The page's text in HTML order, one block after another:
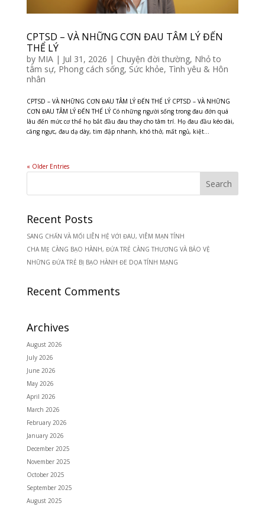
CPTSD – VÀ NHỮNG CƠN ĐAU TÂM LÝ ĐẾN
THỂ LÝ
by MIA| Jul 31, 2026 | Chuyện đời thường, Nhỏ to
tâm sự, Phong cách sống, Sức khỏe, Tình yêu & Hôn
nhân
CPTSD – VÀ NHỮNG CƠN ĐAU TÂM LÝ ĐẾN THỂ LÝ CPTSD – VÀ NHỮNG
CƠN ĐAU TÂM LÝ ĐẾN THỂ LÝ Có những người sống trong đau đớn quá
lâu đến mức cơ thể họ bắt đầu đau thay cho tâm trí. Họ đau đầu kéo dài,
căng ngực, đau dạ dày, tim đập nhanh, khó thở, mất ngủ, kiệt...
« Older Entries
Recent Posts
SANG CHẤN VÀ MỐI LIÊN HỆ VỚI ĐAU, VIÊM MẠN TÍNH
CHA MẸ CÀNG BẠO HÀNH, ĐỨA TRẺ CÀNG THƯƠNG VÀ BẢO VỆ
NHỮNG ĐỨA TRẺ BỊ BẠO HÀNH ĐE DỌA TÍNH MẠNG
Recent Comments
Archives
August 2026
July 2026
June 2026
May 2026
April 2026
March 2026
February 2026
January 2026
December 2025
November 2025
October 2025
September 2025
August 2025